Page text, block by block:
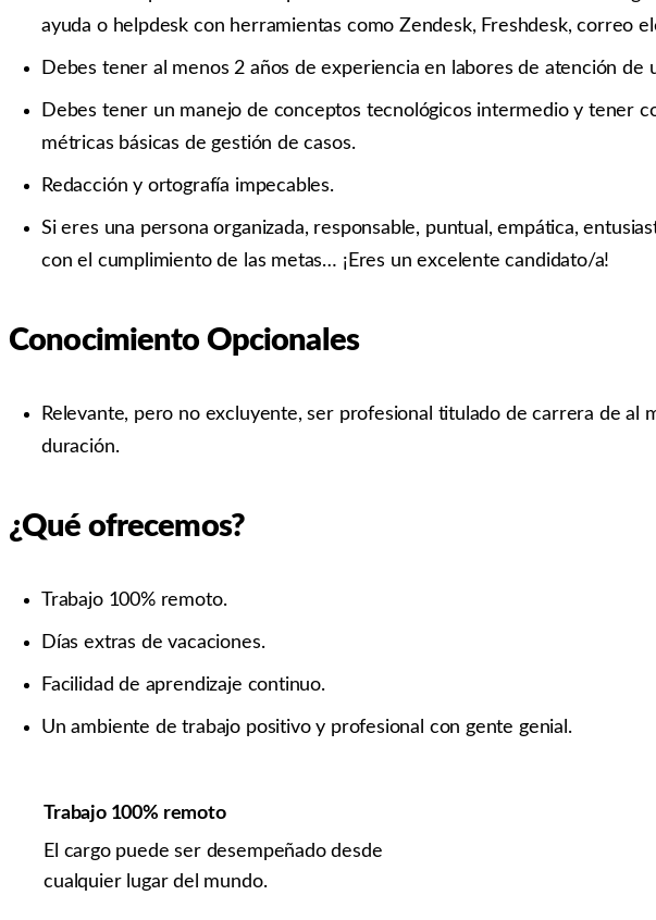
ayuda o helpdesk con herramientas como Zendesk, Freshdesk, correo
Debes tener al menos 2 años de experiencia en labores de atención de
Debes tener un manejo de conceptos tecnológicos intermedio y tener
métricas básicas de gestión de casos.
Redacción y ortografía impecables.
Si eres una persona organizada, responsable, puntual, empática,
con el cumplimiento de las metas… ¡Eres un excelente candidato/a!
Conocimiento Opcionales
Relevante, pero no excluyente, ser profesional titulado de carrera de al
duración.
¿Qué ofrecemos?
Trabajo 100% remoto.
Días extras de vacaciones.
Facilidad de aprendizaje continuo.
Un ambiente de trabajo positivo y profesional con gente genial.
Trabajo 100% remoto
El cargo puede ser desempeñado desde
cualquier lugar del mundo.